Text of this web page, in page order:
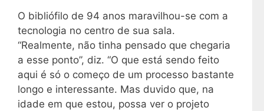
O bibliófilo de 94 anos maravilhou-se com a
tecnologia no centro de sua sala.
“Realmente, não tinha pensado que chegaria
a esse ponto”, diz. “O que está sendo feito
aqui é só o começo de um processo bastante
longo e interessante. Mas duvido que, na
idade em que estou, possa ver o projeto